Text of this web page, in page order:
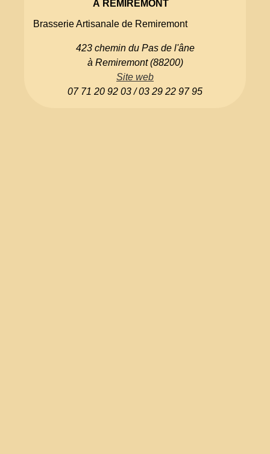
À REMIREMONT
Brasserie Artisanale de Remiremont
423 chemin du Pas de l'âne
à Remiremont (88200)
Site web
07 71 20 92 03 / 03 29 22 97 95